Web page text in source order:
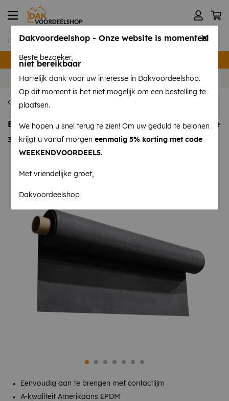
Volg ons opInstagramen Facebook!
EPDM per M²
EPDM per M² - FR dakfolie - dikte 1,52 mm - breedte
3,05 meter
Eenvoudig aan te brengen met contactlijm
A-kwaliteit Amerikaans EPDM
Dakvoordeelshop - Onze website is momenteel
niet bereikbaar
Beste bezoeker,
Hartelijk dank voor uw interesse in Dakvoordeelshop.
Op dit moment is het niet mogelijk om een bestelling te
plaatsen.
We hopen u snel terug te zien! Om uw geduld te belonen
krijgt u vanaf morgeneenmalig 5% korting met code
WEEKENDVOORDEEL5.
Met vriendelijke groet,
Dakvoordeelshop